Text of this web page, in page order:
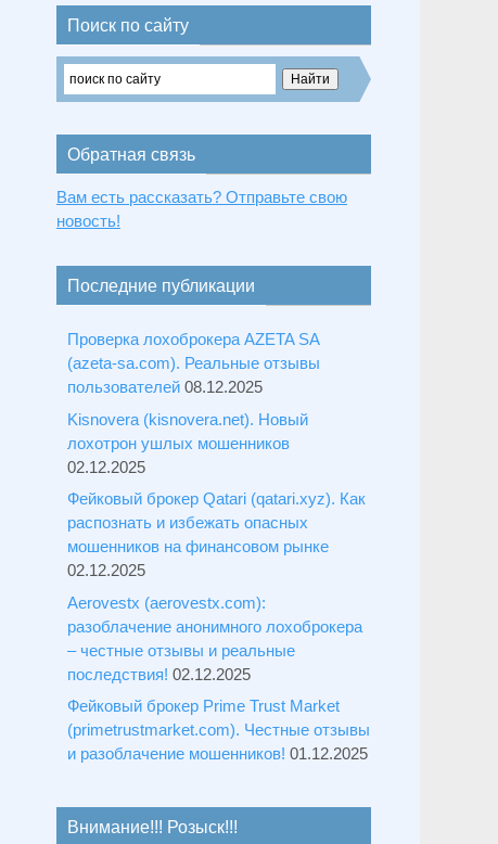
Поиск по сайту
Обратная связь
Вам есть рассказать? Отправьте свою
новость!
Последние публикации
Проверка лохоброкера AZETA SA
(azeta-sa.com). Реальные отзывы
пользователей 08.12.2025
Kisnovera (kisnovera.net). Новый
лохотрон ушлых мошенников
02.12.2025
Фейковый брокер Qatari (qatari.xyz). Как
распознать и избежать опасных
мошенников на финансовом рынке
02.12.2025
Aerovestx (aerovestx.com):
разоблачение анонимного лохоброкера
– честные отзывы и реальные
последствия! 02.12.2025
Фейковый брокер Prime Trust Market
(primetrustmarket.com). Честные отзывы
и разоблачение мошенников! 01.12.2025
Внимание!!! Розыск!!!